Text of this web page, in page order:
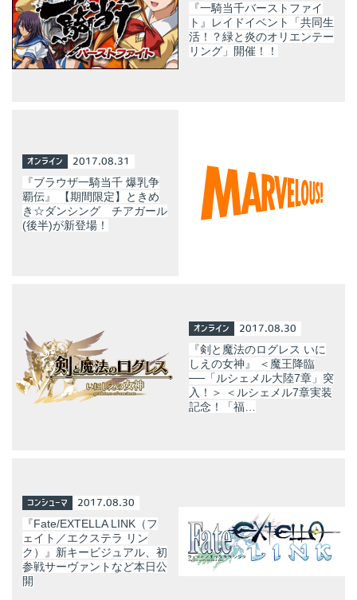
『一騎当千バーストファイ
ト』レイドイベント「共同生
活！？緑と炎のオリエンテー
リング」開催！！
オンライン 2017.08.31
『ブラウザ一騎当千 爆乳争
覇伝』 【期間限定】ときめ
き☆ダンシング チアガール
(後半)が新登場！
オンライン 2017.08.30
『剣と魔法のログレス いに
しえの女神』 ＜魔王降臨
──「ルシェメル大陸7章」突
入！＞ ＜ルシェメル7章実装
記念！「福…
コンシューマ 2017.08.30
『Fate/EXTELLA LINK（フ
ェイト／エクステラ リン
ク）』新キービジュアル、初
参戦サーヴァントなど本日公
開